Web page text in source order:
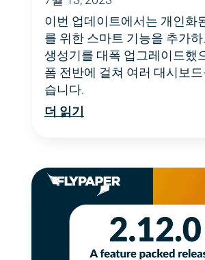
이번 업데이트에서는 개인화
를 위한 스마트 기능을 추가하
생성기를 대폭 업그레이드했
폼 전반에 걸쳐 여러 대시보
습니다.
더 읽기